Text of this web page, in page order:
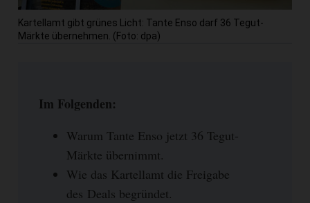
Kartellamt gibt grünes Licht: Tante Enso darf 36 Tegut-
Märkte übernehmen. (Foto: dpa)
Im Folgenden:
Warum Tante Enso jetzt 36 Tegut-
Märkte übernimmt.
Wie das Kartellamt die Freigabe
des Deals begründet.